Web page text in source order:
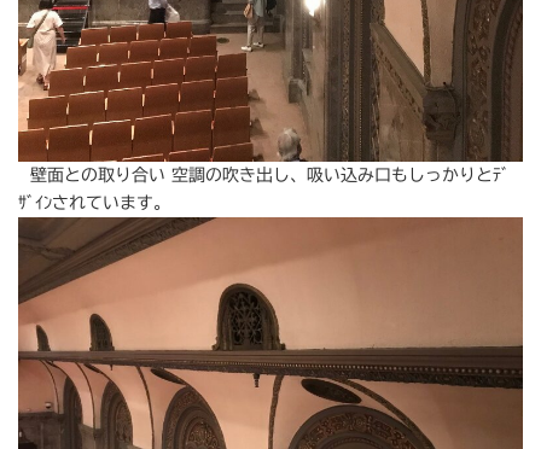
壁面との取り合い 空調の吹き出し、吸い込み口もしっかりとﾃﾞ
ｻﾞｲﾝされています。